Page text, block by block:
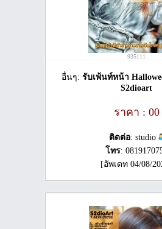
935111
อื่นๆ: รับเพ้นท์หน้า
S2dioart
ราคา : 00
ติดต่อ: studio
โทร:
[อัพเดท 04/08/